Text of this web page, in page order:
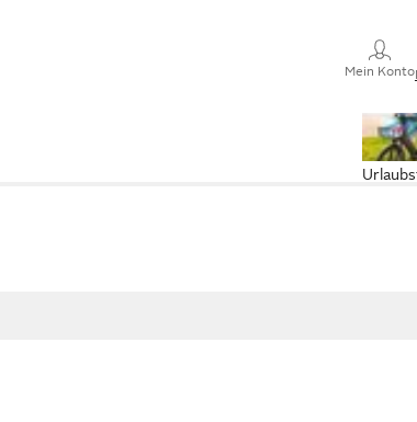
Mein Konto